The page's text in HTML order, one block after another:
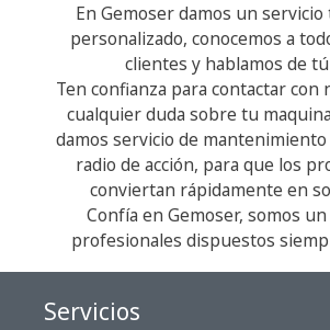
En Gemoser damos un
personalizado, conocemos a
clientes y hablamos de
Ten confianza para contactar con
cualquier duda sobre tu
damos servicio de
radio de acción, para que los
conviertan rápidamente en
Confía en Gemoser, somos
profesionales dispuestos
Servicios